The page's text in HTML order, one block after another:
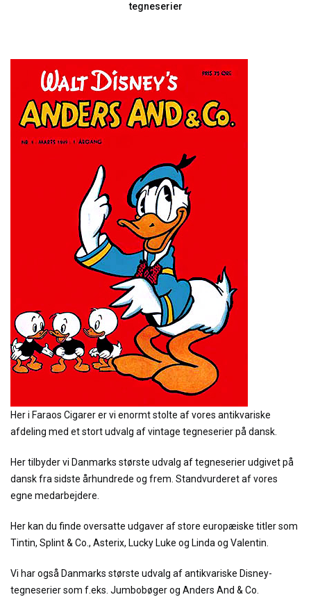
tegneserier
Her i Faraos Cigarer er vi enormt stolte af vores antikvariske
afdeling med et stort udvalg af vintage tegneserier på dansk.
Her tilbyder vi Danmarks største udvalg af tegneserier udgivet på
dansk fra sidste århundrede og frem. Standvurderet af vores
egne medarbejdere.
Her kan du finde oversatte udgaver af store europæiske titler som
Tintin, Splint & Co., Asterix, Lucky Luke og Linda og Valentin.
Vi har også Danmarks største udvalg af antikvariske Disney-
tegneserier som f.eks. Jumbobøger og Anders And & Co.